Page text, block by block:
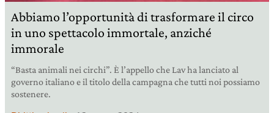
Abbiamo l’opportunità di trasformare il circo
in uno spettacolo immortale, anziché
immorale
“Basta animali nei circhi”. È l’appello che Lav ha lanciato al
governo italiano e il titolo della campagna che tutti noi possiamo
sostenere.